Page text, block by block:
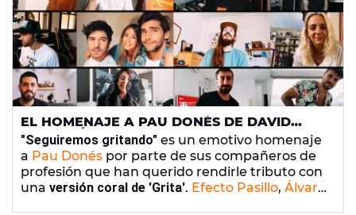
EL HOMENAJE A PAU DONÉS DE DAVID
OTERO, ÁLVARO SOLER, CARLOS SADNESS,
ARNAU GRISO Y MUCHOS MÁS CON 'GRITA'
"Seguiremos gritando" es un emotivo homenaje
a Pau Donés por parte de sus compañeros de
profesión que han querido rendirle tributo con
una versión coral de 'Grita'. Efecto Pasillo, Álvaro